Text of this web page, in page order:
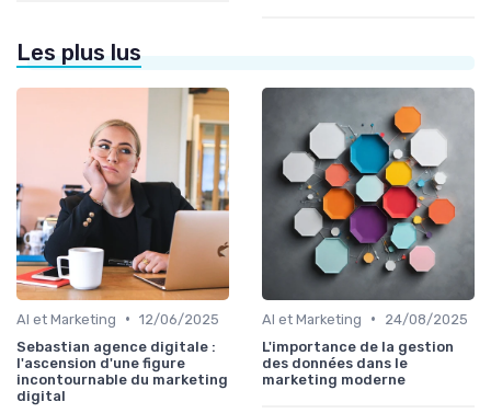
Les plus lus
AI et Marketing • 12/06/2025
Sebastian agence digitale :
l'ascension d'une figure
incontournable du marketing
digital
AI et Marketing •
24/08/2025
L'importance de la gestion
des données dans le
marketing moderne